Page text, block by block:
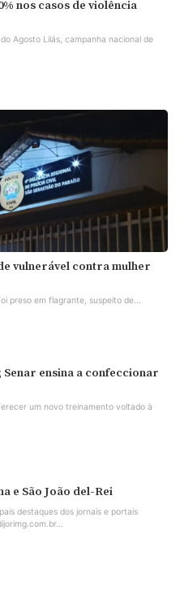
nos casos de violência
Agosto Lilás, campanha nacional de
vulnerável contra mulher
preso em flagrante, suspeito de...
ensina a confeccionar
um novo treinamento voltado à
e São João del-Rei
destaques dos jornais e portais